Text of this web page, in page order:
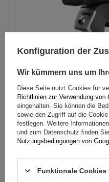
Atera Signo RT 048222
Dachträger für Reling
258,80 €inkl. MwSt
Normaler Preis:
Große Menge verfügbar
Konfiguration der
Wir kümmern uns um
Diese Seite nutzt Cookies für
Richtlinien zur Verwendung von
eingehalten. Sie können die
sowie den Zugriff auf die
festlegen. Weitere
und zum Datenschutz finden
Nutzungsbedingungen von
Funktionale Cookies